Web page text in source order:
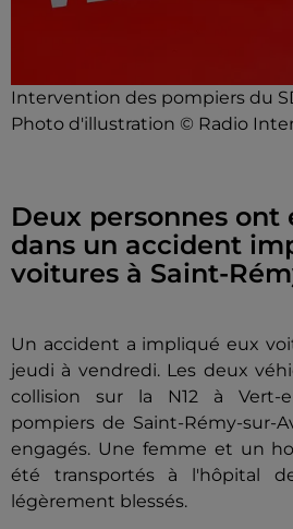
Intervention des pompiers du
Photo d'illustration © Radio
Deux personnes ont
dans un accident
voitures à Saint-
Un accident a impliqué eux
jeudi à vendredi. Les deux
collision sur la N12 à Vert-
pompiers de Saint-Rémy-sur-
engagés. Une femme et un
été transportés à l'hôpital
légèrement blessés.